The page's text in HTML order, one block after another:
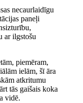
necaurlaidīgu
paneļi
ar ilgstošu
piemēram,
ielām, šī āra
atkritumu
tās gaišais koka
vidē.